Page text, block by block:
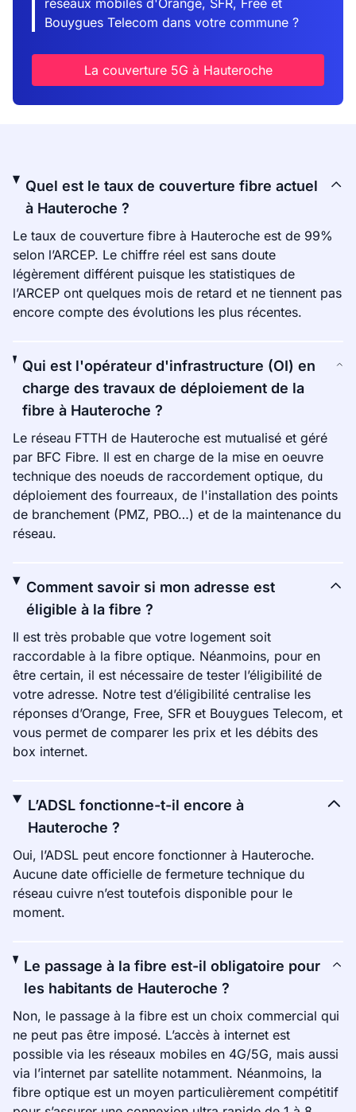
réseaux mobiles d'Orange, SFR, Free et
Bouygues Telecom dans votre commune ?
La couverture 5G à Hauteroche
Quel est le taux de couverture fibre actuel
à Hauteroche ?
Le taux de couverture fibre à Hauteroche est de 99%
selon l’ARCEP. Le chiffre réel est sans doute
légèrement différent puisque les statistiques de
l’ARCEP ont quelques mois de retard et ne tiennent pas
encore compte des évolutions les plus récentes.
Qui est l'opérateur d'infrastructure (OI) en
charge des travaux de déploiement de la
fibre à Hauteroche ?
Le réseau FTTH de Hauteroche est mutualisé et géré
par BFC Fibre. Il est en charge de la mise en oeuvre
technique des noeuds de raccordement optique, du
déploiement des fourreaux, de l'installation des points
de branchement (PMZ, PBO…) et de la maintenance du
réseau.
Comment savoir si mon adresse est
éligible à la fibre ?
Il est très probable que votre logement soit
raccordable à la fibre optique. Néanmoins, pour en
être certain, il est nécessaire de tester l’éligibilité de
votre adresse. Notre test d’éligibilité centralise les
réponses d’Orange, Free, SFR et Bouygues Telecom, et
vous permet de comparer les prix et les débits des
box internet.
L’ADSL fonctionne-t-il encore à
Hauteroche ?
Oui, l’ADSL peut encore fonctionner à Hauteroche.
Aucune date officielle de fermeture technique du
réseau cuivre n’est toutefois disponible pour le
moment.
Le passage à la fibre est-il obligatoire pour
les habitants de Hauteroche ?
Non, le passage à la fibre est un choix commercial qui
ne peut pas être imposé. L’accès à internet est
possible via les réseaux mobiles en 4G/5G, mais aussi
via l’internet par satellite notamment. Néanmoins, la
fibre optique est un moyen particulièrement compétitif